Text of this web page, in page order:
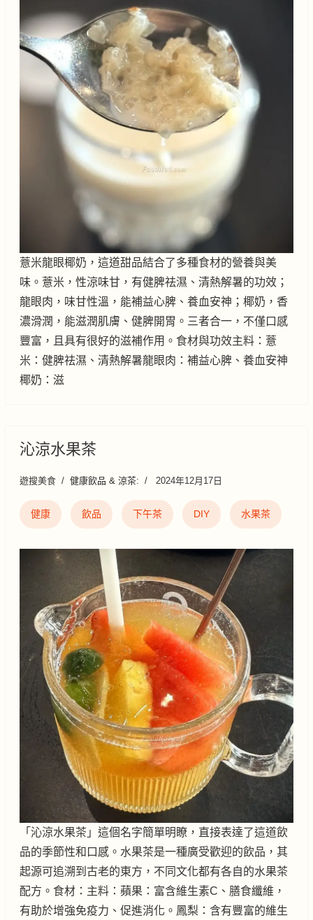
薏米龍眼椰奶，這道甜品結合了多種食材的營養與美
味。薏米，性涼味甘，有健脾祛濕、清熱解暑的功效；
龍眼肉，味甘性溫，能補益心脾、養血安神；椰奶，香
濃滑潤，能滋潤肌膚、健脾開胃。三者合一，不僅口感
豐富，且具有很好的滋補作用。食材與功效主料：薏
米：健脾祛濕、清熱解暑龍眼肉：補益心脾、養血安神
椰奶：滋
沁涼水果茶
遊搜美食 健康飲品 & 涼茶: 2024年12月17日
健康 飲品 下午茶 DIY 水果茶
「沁涼水果茶」這個名字簡單明瞭，直接表達了這道飲
品的季節性和口感。水果茶是一種廣受歡迎的飲品，其
起源可追溯到古老的東方，不同文化都有各自的水果茶
配方。食材：主料：蘋果：富含維生素C、膳食纖維，
有助於增強免疫力、促進消化。鳳梨：含有豐富的維生